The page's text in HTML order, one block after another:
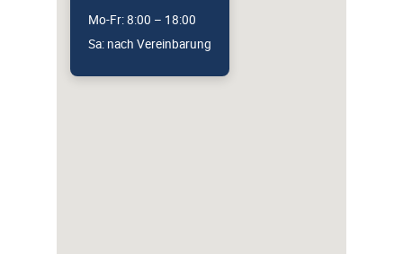
Mo-Fr: 8:00 – 18:00
Sa: nach Vereinbarung